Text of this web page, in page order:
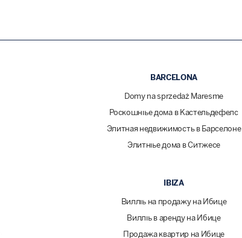
BARCELONA
Domy na sprzedaż Maresme
Роскошные дома в Кастельдефелс
Элитная недвижимость в Барселоне
Элитные дома в Ситжесе
IBIZA
Виллы на продажу на Ибице
Виллы в аренду на Ибице
Продажа квартир на Ибице